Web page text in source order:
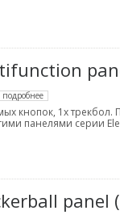
подробнее
кнопок, 1х трекбол.
панелями серии
panel